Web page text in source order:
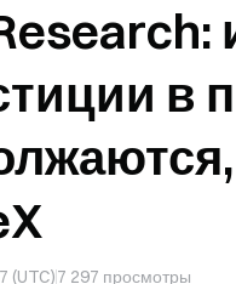
в
(UTC)7 297 просмотры